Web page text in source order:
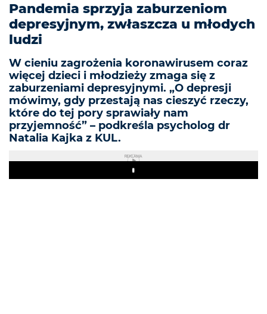
Pandemia sprzyja zaburzeniom
depresyjnym, zwłaszcza u młodych
ludzi
W cieniu zagrożenia koronawirusem coraz
więcej dzieci i młodzieży zmaga się z
zaburzeniami depresyjnymi. „O depresji
mówimy, gdy przestają nas cieszyć rzeczy,
które do tej pory sprawiały nam
przyjemność” – podkreśla psycholog dr
Natalia Kajka z KUL.
REKLAMA
Play